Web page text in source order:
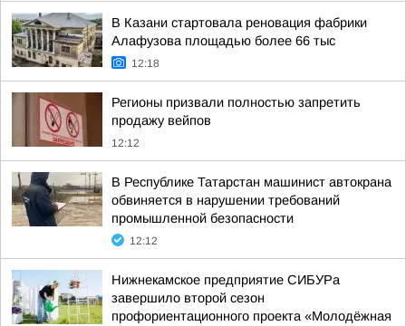
В Казани стартовала реновация фабрики
Алафузова площадью более 66 тыс
12:18
Регионы призвали полностью запретить
продажу вейпов
12:12
В Республике Татарстан машинист автокрана
обвиняется в нарушении требований
промышленной безопасности
12:12
Нижнекамское предприятие СИБУРа
завершило второй сезон
профориентационного проекта «Молодёжная